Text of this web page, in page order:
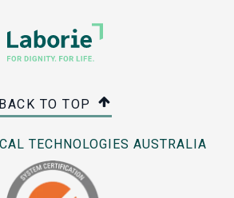
BACK TO TOP
TECHNOLOGIES AUSTRALIA